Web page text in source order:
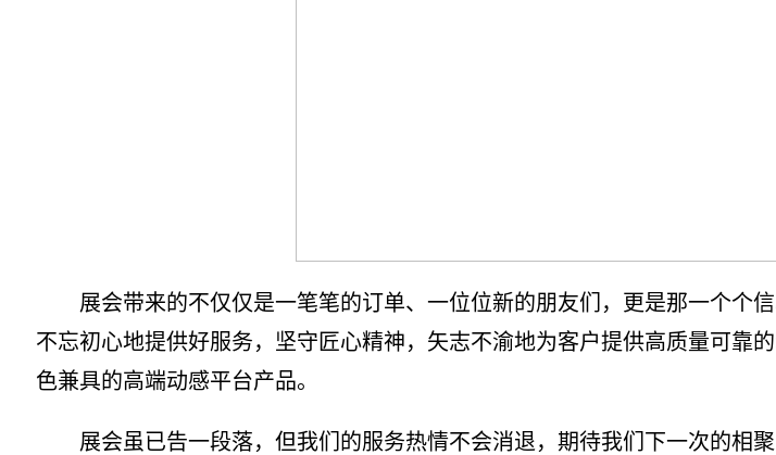
展会带来的不仅仅是一笔笔的订单、一位位新的朋友们，更是那一个个
不忘初心地提供好服务，坚守匠心精神，矢志不渝地为客户提供高质量可靠
色兼具的高端动感平台产品。
展会虽已告一段落，但我们的服务热情不会消退，期待我们下一次的相聚